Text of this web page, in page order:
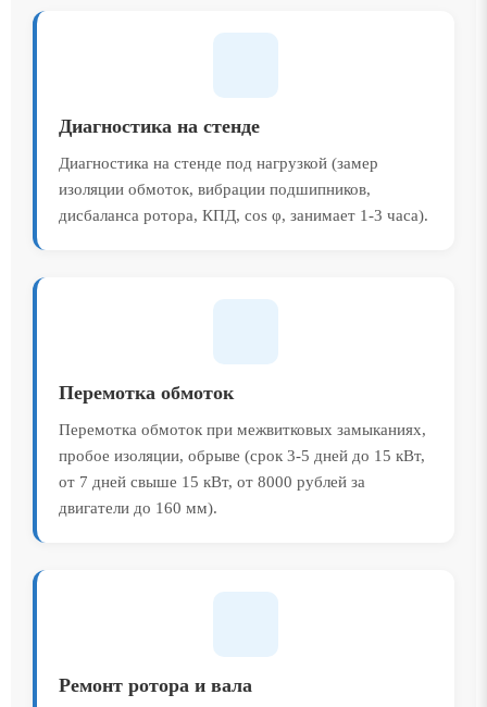
Диагностика на стенде
Диагностика на стенде под нагрузкой (замер
изоляции обмоток, вибрации подшипников,
дисбаланса ротора, КПД, cos φ, занимает 1-3 часа).
Перемотка обмоток
Перемотка обмоток при межвитковых замыканиях,
пробое изоляции, обрыве (срок 3-5 дней до 15 кВт,
от 7 дней свыше 15 кВт, от 8000 рублей за
двигатели до 160 мм).
Ремонт ротора и вала